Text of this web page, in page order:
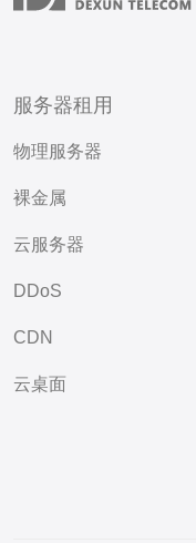
服务器租用
物理服务器
裸金属
云服务器
DDoS
CDN
云桌面